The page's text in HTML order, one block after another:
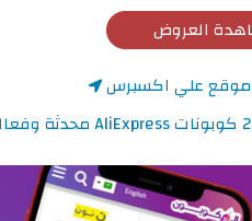
العروض
موقع علي اكسبرس